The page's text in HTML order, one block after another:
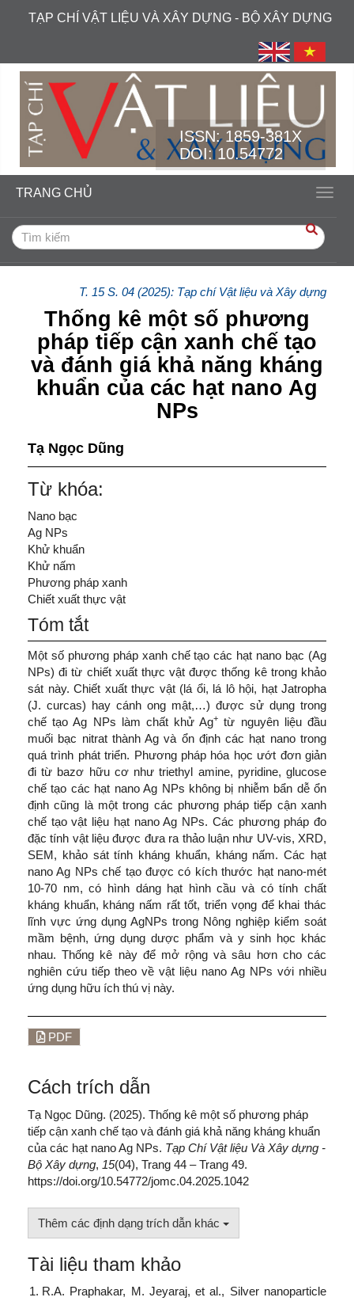
##plugins.themes.academic_free.accessible_menu.label##
##plugins.themes.academic_free.accessible_menu.sidebar##
TẠP CHÍ VẬT LIỆU VÀ XÂY DỰNG - BỘ XÂY DỰNG
ISSN:1859-381X
DOI: 10.54772
TRANG CHỦ
T. 15 S. 04 (2025): Tạp chí Vật liệu và Xây dựng
Thống kê một số phương
pháp tiếp cận xanh chế tạo
và đánh giá khả năng kháng
khuẩn của các hạt nano Ag
NPs
Tạ Ngọc Dũng
Từ khóa:
Nano bạc
Ag NPs
Khử khuẩn
Khử nấm
Phương pháp xanh
Chiết xuất thực vật
Tóm tắt
Một số phương pháp xanh chế tạo các hạt nano bạc (Ag
NPs) đi từ chiết xuất thực vật được thống kê trong khảo
sát này. Chiết xuất thực vật (lá ổi, lá lô hội, hạt Jatropha
(J. curcas) hay cánh ong mật,…) được sử dụng trong
chế tạo Ag NPs làm chất khử Ag+ từ nguyên liệu đầu
muối bạc nitrat thành Ag và ổn định các hạt nano trong
quá trình phát triển. Phương pháp hóa học ướt đơn giản
đi từ bazơ hữu cơ như triethyl amine, pyridine, glucose
chế tạo các hạt nano Ag NPs không bị nhiễm bẩn dễ ổn
định cũng là một trong các phương pháp tiếp cận xanh
chế tạo vật liệu hạt nano Ag NPs. Các phương pháp đo
đặc tính vật liệu được đưa ra thảo luận như UV-vis, XRD,
SEM, khảo sát tính kháng khuẩn, kháng nấm. Các hạt
nano Ag NPs chế tạo được có kích thước hạt nano-mét
10-70 nm, có hình dáng hạt hình cầu và có tính chất
kháng khuẩn, kháng nấm rất tốt, triển vọng để khai thác
lĩnh vực ứng dụng AgNPs trong Nông nghiệp kiểm soát
mầm bệnh, ứng dụng dược phẩm và y sinh học khác
nhau. Thống kê này để mở rộng và sâu hơn cho các
nghiên cứu tiếp theo về vật liệu nano Ag NPs với nhiều
ứng dụng hữu ích thú vị này.
PDF
Cách trích dẫn
Tạ Ngọc Dũng. (2025). Thống kê một số phương pháp
tiếp cận xanh chế tạo và đánh giá khả năng kháng khuẩn
của các hạt nano Ag NPs. Tạp Chí Vật liệu Và Xây dựng -
Bộ Xây dựng, 15(04), Trang 44 – Trang 49.
https://doi.org/10.54772/jomc.04.2025.1042
Thêm các định dạng trích dẫn khác
Tài liệu tham khảo
R.A. Praphakar, M. Jeyaraj, et al., Silver nanoparticle